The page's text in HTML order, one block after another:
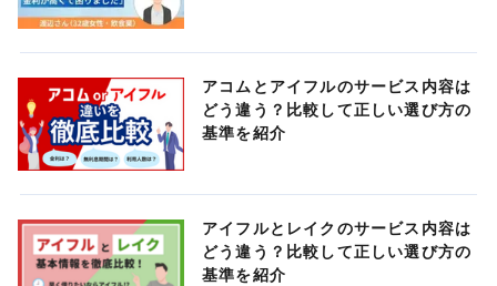
アコムとアイフルのサービス内容は
どう違う？比較して正しい選び方の
基準を紹介
アイフルとレイクのサービス内容は
どう違う？比較して正しい選び方の
基準を紹介